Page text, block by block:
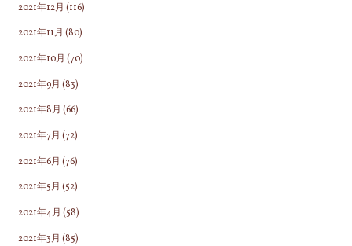
2021年12月 (116)
2021年11月 (80)
2021年10月 (70)
2021年9月 (83)
2021年8月 (66)
2021年7月 (72)
2021年6月 (76)
2021年5月 (52)
2021年4月 (58)
2021年3月 (85)